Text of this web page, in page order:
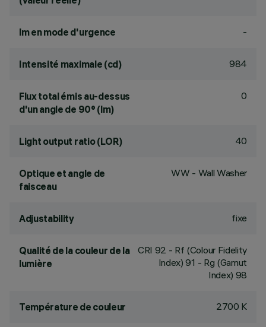
lm en mode d'urgence -
Intensité maximale (cd) 984
Flux total émis au-dessus
d'un angle de 90° (lm)
0
Light output ratio (LOR) 40
Optique et angle de
faisceau
WW - Wall Washer
Adjustability fixe
Qualité de la couleur de la
lumière
CRI 92 - Rf (Colour Fidelity
Index) 91 - Rg (Gamut
Index) 98
Température de couleur 2700 K